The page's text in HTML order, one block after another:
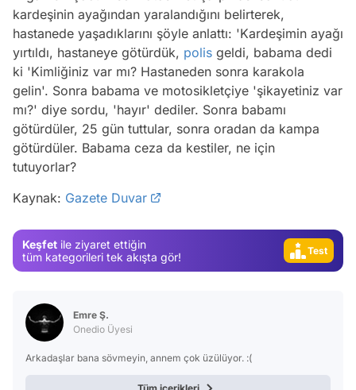
kardeşinin ayağından yaralandığını belirterek,
hastanede yaşadıklarını şöyle anlattı: 'Kardeşimin ayağı
yırtıldı, hastaneye götürdük, polis geldi, babama dedi
ki 'Kimliğiniz var mı? Hastaneden sonra karakola
gelin'. Sonra babama ve motosikletçiye 'şikayetiniz var
mı?' diye sordu, 'hayır' dediler. Sonra babamı
götürdüler, 25 gün tuttular, sonra oradan da kampa
götürdüler. Babama ceza da kestiler, ne için
tutuyorlar?
Kaynak: Gazete Duvar
Keşfet ile ziyaret ettiğin
tüm kategorileri tek akışta gör!
Test
Emre Ş.
Onedio Üyesi
Arkadaşlar bana sövmeyin, annem çok üzülüyor. :(